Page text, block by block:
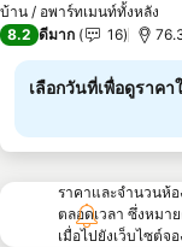
บ้าน / อพาร์ทเมนท์ทั้งหลัง
ดูราคา
8.2 ดีมาก 16
เลือกวันที่เพื่อดูราค
ราคาและจำนวนห้อ
ตลอดเวลา ซึ่งหมา
เมื่อไปยังเว็บไซต์จ